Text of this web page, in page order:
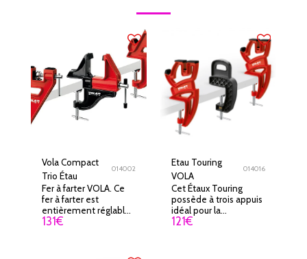
Vola Compact
Trio Étau
014002
Fer à farter VOLA. Ce
fer à farter est
entièrement réglable
et très ergonomique.
131€
Etau Touring
VOLA
014016
Cet Étaux Touring
possède à trois appuis
idéal pour la
préparation et le
121€